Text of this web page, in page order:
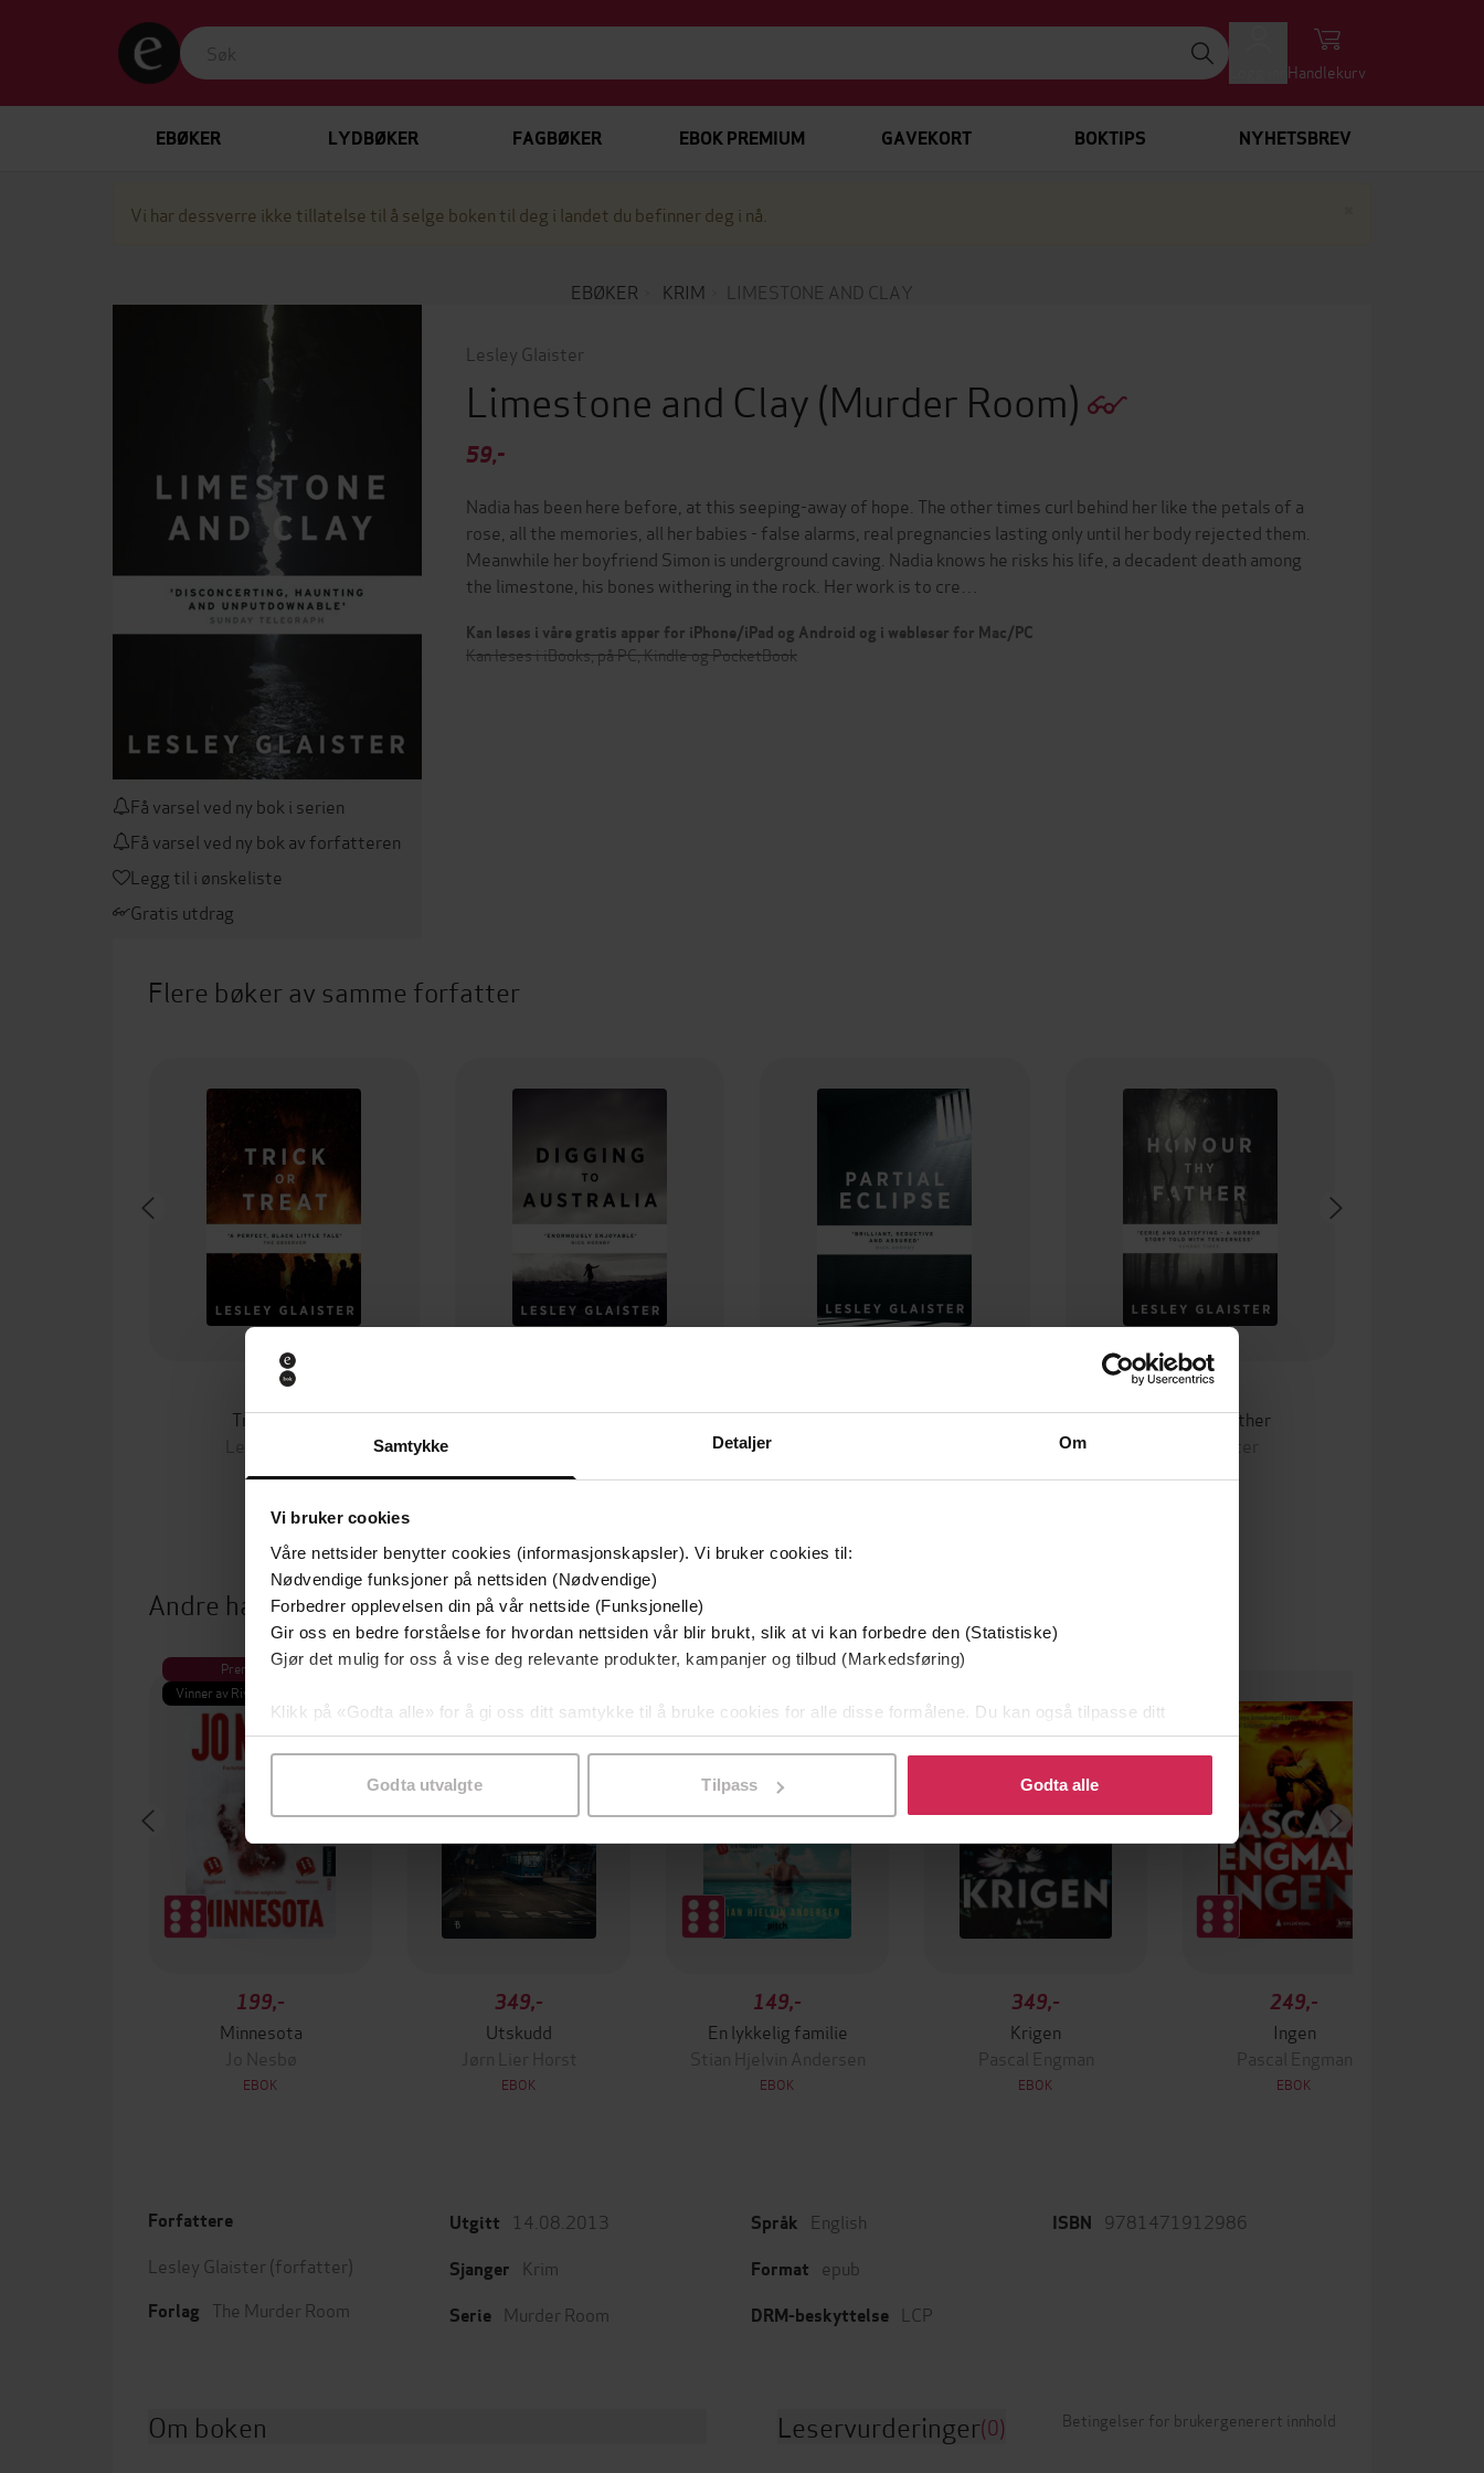
Samtykke Detaljer Om
Vi bruker cookies
Våre nettsider benytter cookies (informasjonskapsler). Vi bruker cookies til:
Nødvendige funksjoner på nettsiden (Nødvendige)
Forbedrer opplevelsen din på vår nettside (Funksjonelle)
Gir oss en bedre forståelse for hvordan nettsiden vår blir brukt, slik at vi kan forbedre den (Statistiske)
Gjør det mulig for oss å vise deg relevante produkter, kampanjer og tilbud (Markedsføring)
Klikk på «Godta alle» for å gi oss ditt samtykke til å bruke cookies for alle disse formålene. Du kan også tilpasse ditt
samtykke til spesifikke formål ved å klikke på «Tilpass». Du kan når som helst trekke tilbake eller endre ditt samtykke.
Godta utvalgte Tilpass Godta alle
Handlekurv
EBØKER LYDBØKER FAGBØKER EBOK PREMIUM GAVEKORT BOKTIPS NYHETSBREV
Vi har dessverre ikke tillatelse til å selge boken til deg i landet du befinner deg i nå.
EBØKER KRIM LIMESTONE AND CLAY
Få varsel ved ny bok i serien
Få varsel ved ny bok av forfatteren
Legg til i ønskeliste
Gratis utdrag
Lesley Glaister
Limestone and Clay(Murder Room)
59,-
Nadia has been here before, at this seeping-away of hope. The other times curl behind her like the petals of a
rose, all the memories, all her babies - false alarms, real pregnancies lasting only until her body rejected them.
Meanwhile her boyfriend Simon is underground caving. Nadia knows he risks his life, a decadent death among
the limestone, his bones withering in the rock. Her work is to cre…
Kan leses i våre gratis apper for iPhone/iPad og Android og i webleser for Mac/PC
Kan leses i iBooks, på PC, Kindle og PocketBook
Flere bøker av samme forfatter
59,-
Trick or Treat
Digging to Australia
Partial Eclipse
59,-
Honour Thy Father
Andre har også kjøpt
Premium
Vinner av Rivertonprisen
199,-
Minnesota
Jo Nesbø
EBOK
Premium
349,-
Utskudd
Jørn Lier Horst
EBOK
Premium
149,-
En lykkelig familie
Stian Hjelvin Andersen
EBOK
349,-
Krigen
Pascal Engman
EBOK
249,-
Ingen
Pascal Engman
EBOK
Forfattere
Lesley Glaister (forfatter)
Forlag The Murder Room
Utgitt 14.08.2013
Sjanger Krim
Serie Murder Room
Språk English
Format epub
DRM-beskyttelse LCP
ISBN 9781471912986
Om boken Leservurderinger(0) Betingelser for brukergenerert innhold